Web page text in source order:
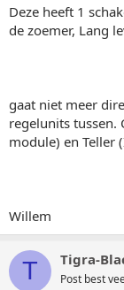
Deze heeft 1
de zoemer, Lang
gaat niet meer
regelunits tussen.
module) en Teller
Willem
T Tigra-
Post best